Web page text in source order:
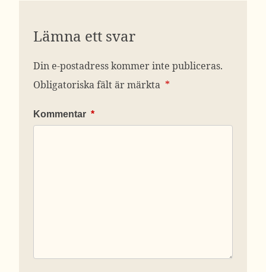
Lämna ett svar
Din e-postadress kommer inte publiceras.
Obligatoriska fält är märkta *
Kommentar *